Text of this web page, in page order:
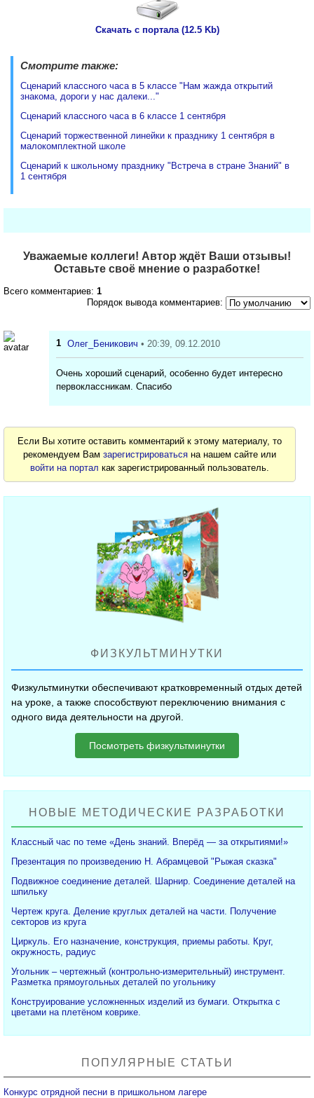
Скачать с портала (12.5 Kb)
Смотрите также:
Сценарий классного часа в 5 классе "Нам жажда открытий
знакома, дороги у нас далеки..."
Сценарий классного часа в 6 классе 1 сентября
Сценарий торжественной линейки к празднику 1 сентября в
малокомплектной школе
Сценарий к школьному празднику "Встреча в стране Знаний" в
1 сентября
Уважаемые коллеги! Автор ждёт Ваши отзывы!
Оставьте своё мнение о разработке!
Всего комментариев: 1
Порядок вывода комментариев:
1 Олег_Беникович • 20:39, 09.12.2010
Очень хороший сценарий, особенно будет интересно
первоклассникам. Спасибо
Если Вы хотите оставить комментарий к этому материалу, то
рекомендуем Вамзарегистрироваться на нашем сайте или
войти на портал как зарегистрированный пользователь.
ФИЗКУЛЬТМИНУТКИ
Физкультминутки обеспечивают кратковременный отдых детей
на уроке, а также способствуют переключению внимания с
одного вида деятельности на другой.
Посмотреть физкультминутки
НОВЫЕ МЕТОДИЧЕСКИЕ РАЗРАБОТКИ
Классный час по теме «День знаний. Вперёд — за открытиями!»
Презентация по произведению Н. Абрамцевой "Рыжая сказка"
Подвижное соединение деталей. Шарнир. Соединение деталей на
шпильку
Чертеж круга. Деление круглых деталей на части. Получение
секторов из круга
Циркуль. Его назначение, конструкция, приемы работы. Круг,
окружность, радиус
Угольник – чертежный (контрольно-измерительный) инструмент.
Разметка прямоугольных деталей по угольнику
Конструирование усложненных изделий из бумаги. Открытка с
цветами на плетёном коврике.
ПОПУЛЯРНЫЕ СТАТЬИ
Конкурс отрядной песни в пришкольном лагере